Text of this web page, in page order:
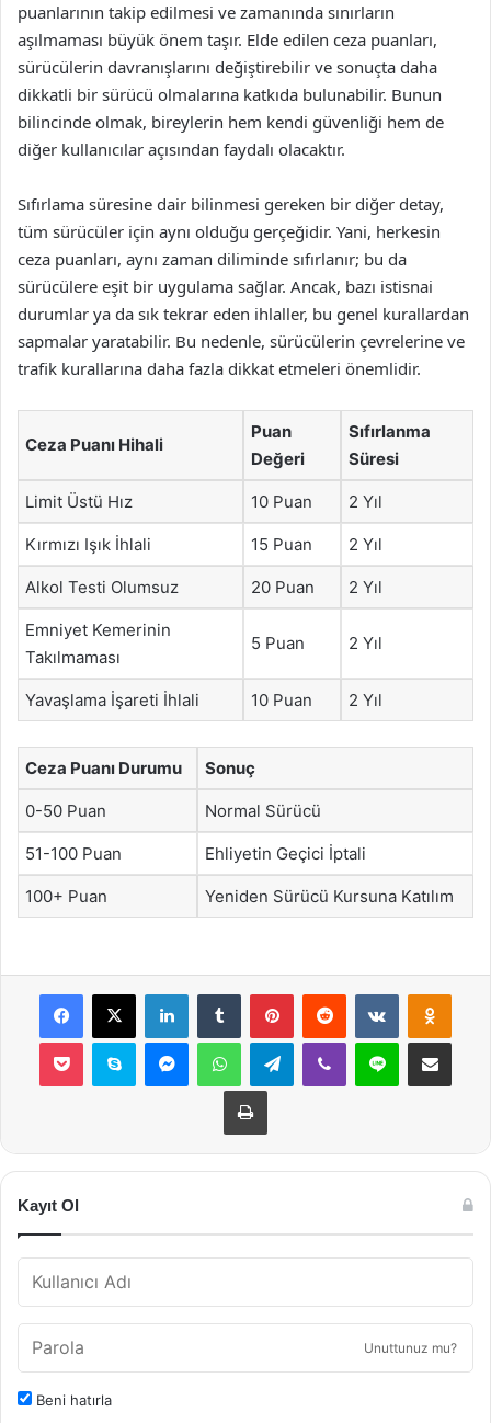
puanlarının takip edilmesi ve zamanında sınırların
aşılmaması büyük önem taşır. Elde edilen ceza puanları,
sürücülerin davranışlarını değiştirebilir ve sonuçta daha
dikkatli bir sürücü olmalarına katkıda bulunabilir. Bunun
bilincinde olmak, bireylerin hem kendi güvenliği hem de
diğer kullanıcılar açısından faydalı olacaktır.
Sıfırlama süresine dair bilinmesi gereken bir diğer detay,
tüm sürücüler için aynı olduğu gerçeğidir. Yani, herkesin
ceza puanları, aynı zaman diliminde sıfırlanır; bu da
sürücülere eşit bir uygulama sağlar. Ancak, bazı istisnai
durumlar ya da sık tekrar eden ihlaller, bu genel kurallardan
sapmalar yaratabilir. Bu nedenle, sürücülerin çevrelerine ve
trafik kurallarına daha fazla dikkat etmeleri önemlidir.
Ceza Puanı Hihali
Puan
Değeri
Sıfırlanma
Süresi
Limit Üstü Hız 10 Puan 2 Yıl
Kırmızı Işık İhlali 15 Puan 2 Yıl
Alkol Testi Olumsuz 20 Puan 2 Yıl
Emniyet Kemerinin
Takılmaması
5 Puan 2 Yıl
Yavaşlama İşareti İhlali 10 Puan 2 Yıl
Ceza Puanı Durumu Sonuç
0-50 Puan Normal Sürücü
51-100 Puan Ehliyetin Geçici İptali
100+ Puan Yeniden Sürücü Kursuna Katılım
Facebook
X LinkedInTumblr PinterestReddit VKontakte
Pocket Skype MessengerWhatsAppTelegramViber Line E-Posta ile
Yazdır
Kayıt Ol
Unuttunuz mu?
Beni hatırla